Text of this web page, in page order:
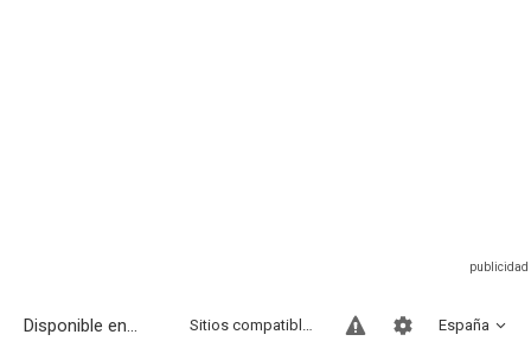
Disponible en... España
Sitios compatibles